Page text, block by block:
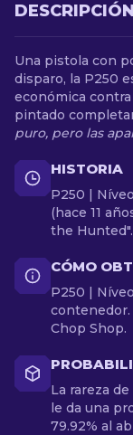
Una pistola con
disparo, la P250
económica
pintado
puro, pero las
HISTORIA
P250 |
(hace 11
the Hunted".
CÓMO
P250 |
contenedor.
Chop Shop.
La rareza
le da una
79.92% al